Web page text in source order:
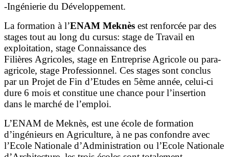
-Ingénierie du Développement.
La formation à l’ENAM Meknès est renforcée par des
stages tout au long du cursus: stage de Travail en
exploitation, stage Connaissance des
Filières Agricoles, stage en Entreprise Agricole ou para-
agricole, stage Professionnel. Ces stages sont conclus
par un Projet de Fin d’Etudes en 5ème année, celui-ci
dure 6 mois et constitue une chance pour l’insertion
dans le marché de l’emploi.
L’ENAM de Meknès, est une école de formation
d’ingénieurs en Agriculture, à ne pas confondre avec
l’Ecole Nationale d’Administration ou l’Ecole Nationale